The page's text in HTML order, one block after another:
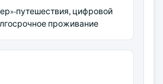
путешествия, цифровой
проживание